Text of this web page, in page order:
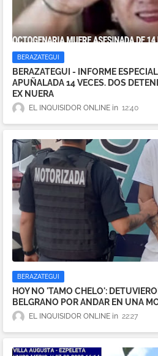
BERAZATEGUI
BERAZATEGUI - INFORME
APUÑALADA 14 VECES. DOS
EX NUERA
EL INQUISIDOR ONLINE 12:40
BERAZATEGUI
HOY NO 'TAMO CHELO':
BELGRANO POR ANDAR EN UNA
EL INQUISIDOR ONLINE 22:27